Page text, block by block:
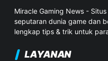
Miracle Gaming News -
seputaran dunia game dan
lengkap tips & trik untuk
LAYANAN